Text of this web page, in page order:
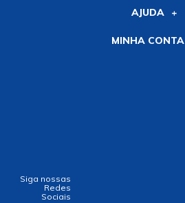
AJUDA
MINHA CONTA
Siga nossas
Redes
Sociais